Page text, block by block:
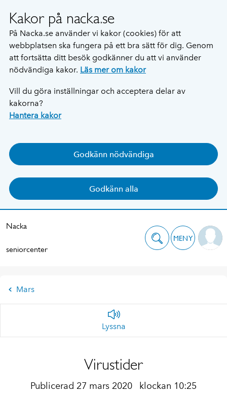
Kakor på nacka.se
På Nacka.se använder vi kakor (cookies) för att
webbplatsen ska fungera på ett bra sätt för dig. Genom
att fortsätta ditt besök godkänner du att vi använder
nödvändiga kakor. Läs mer om kakor
Vill du göra inställningar och acceptera delar av
kakorna?
Hantera kakor
Godkänn nödvändiga
Godkänn alla
Nacka
seniorcenter
MENY
Mars
Lyssna
Virustider
Publicerad 27 mars 2020 klockan 10:25